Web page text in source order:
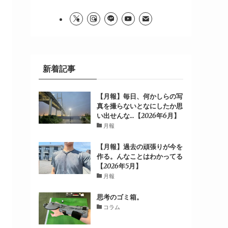
新着記事
【月報】毎日、何かしらの写
真を撮らないとなにしたか思
い出せんな…【2026年6月】
月報
【月報】過去の頑張りが今を
作る。んなことはわかってる
【2026年5月】
月報
思考のゴミ箱。
コラム